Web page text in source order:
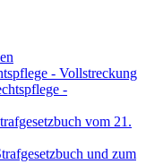
- Vollstreckung
-
vom 21.
und zum